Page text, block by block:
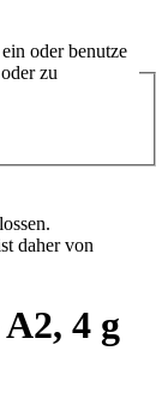
oder benutze
zu
daher von
4 g